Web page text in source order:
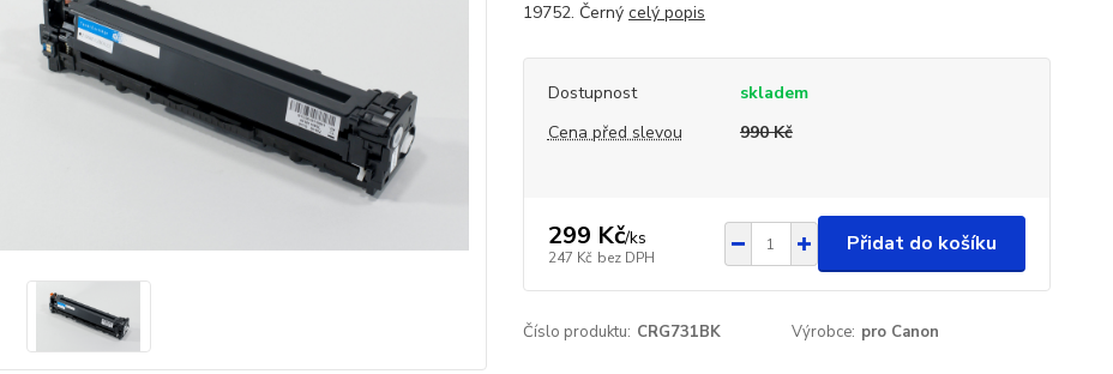
19752. Černý celý popis
Dostupnost
skladem
Cena před slevou
990 Kč
299 Kč/ks
247 Kč bez DPH
Přidat do košíku
Číslo produktu: CRG731BK Výrobce: pro Canon